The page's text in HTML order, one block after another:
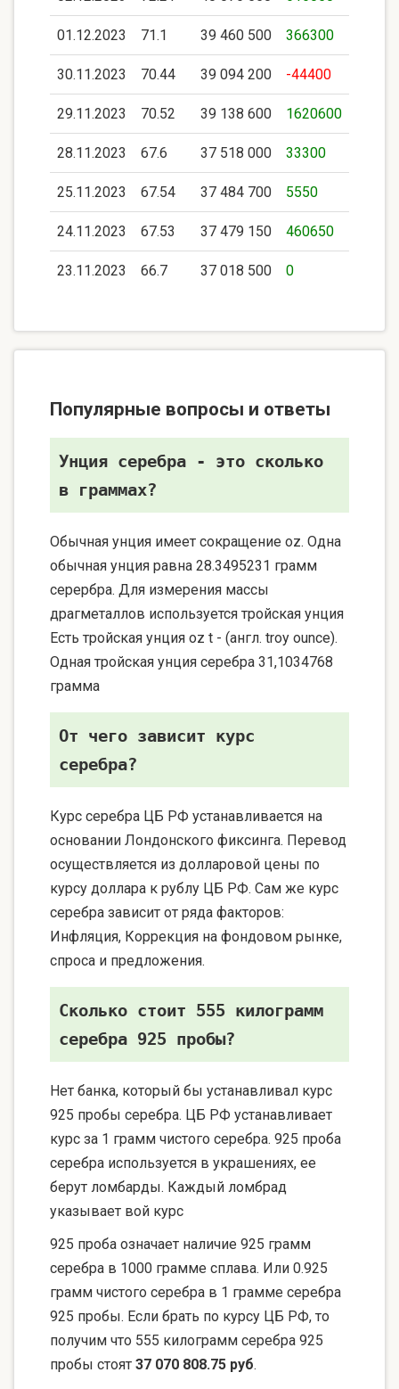
01.12.2023 71.1 39 460 500 366300
30.11.2023 70.44 39 094 200 -44400
29.11.2023 70.52 39 138 600 1620600
28.11.2023 67.6 37 518 000 33300
25.11.2023 67.54 37 484 700 5550
24.11.2023 67.53 37 479 150 460650
23.11.2023 66.7 37 018 500 0
Популярные вопросы и ответы
Унция серебра - это сколько
в граммах?
Обычная унция имеет сокращение oz. Одна
обычная унция равна 28.3495231 грамм
серербра. Для измерения массы
драгметаллов используется тройская унция
Есть тройская унция oz t - (англ. troy ounce).
Одная тройская унция серебра 31,1034768
грамма
От чего зависит курс
серебра?
Курс серебра ЦБ РФ устанавливается на
основании Лондонского фиксинга. Перевод
осуществляется из долларовой цены по
курсу доллара к рублу ЦБ РФ. Сам же курс
серебра зависит от ряда факторов:
Инфляция, Коррекция на фондовом рынке,
спроса и предложения.
Сколько стоит 555 килограмм
серебра 925 пробы?
Нет банка, который бы устанавливал курс
925 пробы серебра. ЦБ РФ устанавливает
курс за 1 грамм чистого серебра. 925 проба
серебра используется в украшениях, ее
берут ломбарды. Каждый ломбрад
указывает вой курс
925 проба означает наличие 925 грамм
серебра в 1000 грамме сплава. Или 0.925
грамм чистого серебра в 1 грамме серебра
925 пробы. Если брать по курсу ЦБ РФ, то
получим что 555 килограмм серебра 925
пробы стоят 37 070 808.75 руб.